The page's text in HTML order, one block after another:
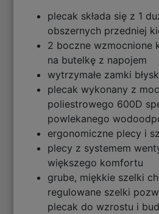
plecak składa się z 1
obszernych przedniej
2 boczne wzmocnione
na butelkę z napojem
wytrzymałe zamki
plecak wykonany z
poliestrowego 600D
powlekanego
ergonomiczne plecy i
plecy z systemem
większego komfortu
grube, miękkie szelki
regulowane szelki
plecak do wzrostu i